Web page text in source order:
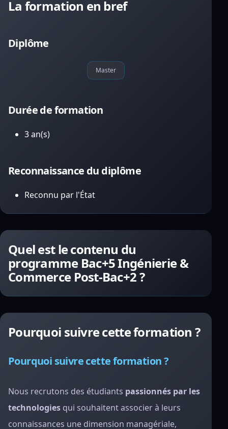
La formation en bref
Diplôme
Master
Durée de formation
3 an(s)
Reconnaissance du diplôme
Reconnu par l'État
Quel est le contenu du
programme Bac+5 Ingénierie &
Commerce Post-Bac+2 ?
Pourquoi suivre cette formation ?
Pourquoi suivre cette formation ?
Nous recrutons des étudiants passionnés par les
technologies qui souhaitent associer à leurs
connaissances une dimension managériale,